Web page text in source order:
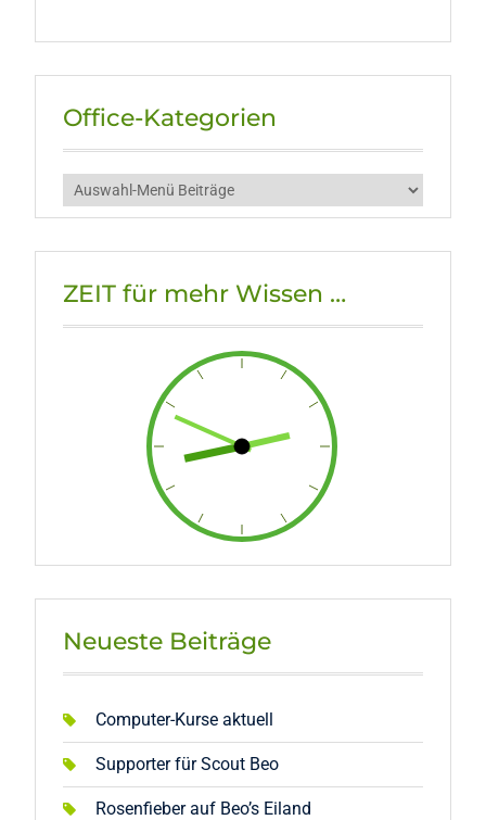
Office-Kategorien
ZEIT für mehr Wissen …
Neueste Beiträge
Computer-Kurse aktuell
Supporter für Scout Beo
Rosenfieber auf Beo’s Eiland